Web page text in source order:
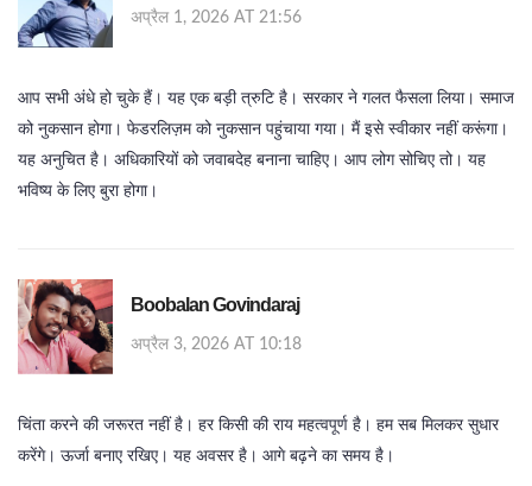
अप्रैल 1, 2026 AT 21:56
आप सभी अंधे हो चुके हैं। यह एक बड़ी त्रुटि है। सरकार ने गलत फैसला लिया। समाज
को नुकसान होगा। फेडरलिज़म को नुकसान पहुंचाया गया। मैं इसे स्वीकार नहीं करूंगा।
यह अनुचित है। अधिकारियों को जवाबदेह बनाना चाहिए। आप लोग सोचिए तो। यह
भविष्य के लिए बुरा होगा।
Boobalan Govindaraj
अप्रैल 3, 2026 AT 10:18
चिंता करने की जरूरत नहीं है। हर किसी की राय महत्वपूर्ण है। हम सब मिलकर सुधार
करेंगे। ऊर्जा बनाए रखिए। यह अवसर है। आगे बढ़ने का समय है।